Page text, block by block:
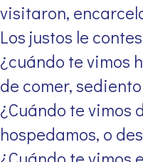
visitaron,
Los justos le
¿cuándo te vimos
de comer,
¿Cuándo te vimos
hospedamos, o